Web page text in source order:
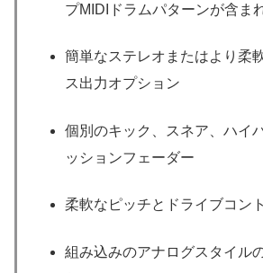
プMIDIドラムパターンが含ま
簡単なステレオまたはより柔
ス出力オプション
個別のキック、スネア、ハイ
ッションフェーダー
柔軟なピッチとドライブコン
組み込みのアナログスタイル